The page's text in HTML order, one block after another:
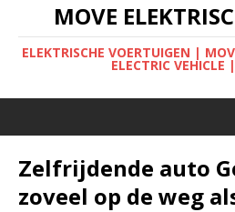
MOVE
ELEKTRISCHE VOERTUIGEN |
ELECTRIC VEHICLE
Zelfrijdende auto
zoveel op de weg